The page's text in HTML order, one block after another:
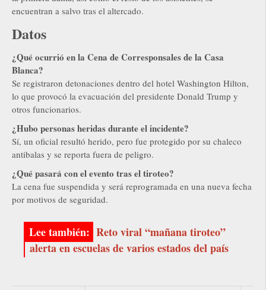
encuentran a salvo tras el altercado.
Datos
¿Qué ocurrió en la Cena de Corresponsales de la Casa
Blanca?
Se registraron detonaciones dentro del hotel Washington Hilton,
lo que provocó la evacuación del presidente Donald Trump y
otros funcionarios.
¿Hubo personas heridas durante el incidente?
Sí, un oficial resultó herido, pero fue protegido por su chaleco
antibalas y se reporta fuera de peligro.
¿Qué pasará con el evento tras el tiroteo?
La cena fue suspendida y será reprogramada en una nueva fecha
por motivos de seguridad.
Reto viral “mañana tiroteo”
alerta en escuelas de varios estados del país